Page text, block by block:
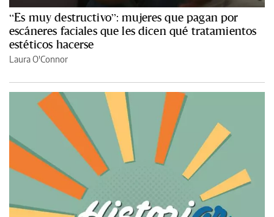
“Es muy destructivo”: mujeres que pagan por
escáneres faciales que les dicen qué tratamientos
estéticos hacerse
Laura O'Connor